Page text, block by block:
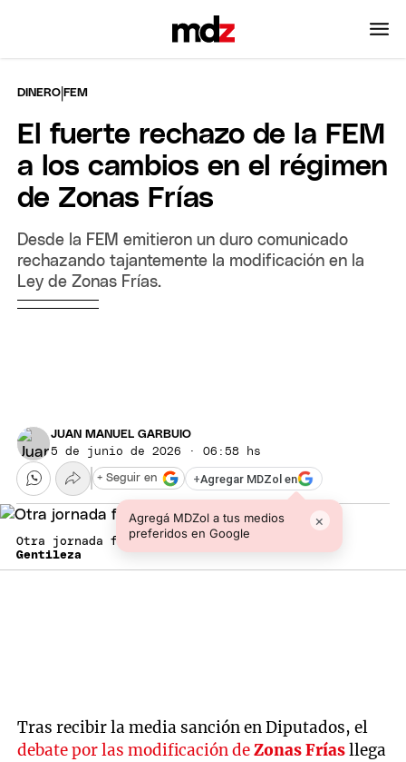
DINERO |FEM
El fuerte rechazo de la FEM
a los cambios en el régimen
de Zonas Frías
Desde la FEM emitieron un duro comunicado
rechazando tajantemente la modificación en la
Ley de Zonas Frías.
JUAN MANUEL GARBUIO
5 de junio de 2026 · 06:58 hs
+Agregar MDZol en
Agregá MDZol a tus medios
preferidos en Google
×
+ Seguir en
Otra jornada fría en Mendoza.
Gentileza
Tras recibir la media sanción en Diputados, el
debate por las modificación deZonas Fríasllega